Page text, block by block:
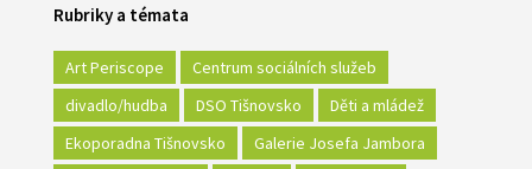
Rubriky a témata
Art Periscope
Centrum sociálních služeb
divadlo/hudba
DSO Tišnovsko
Děti a mládež
Ekoporadna Tišnovsko
Galerie Josefa Jambora